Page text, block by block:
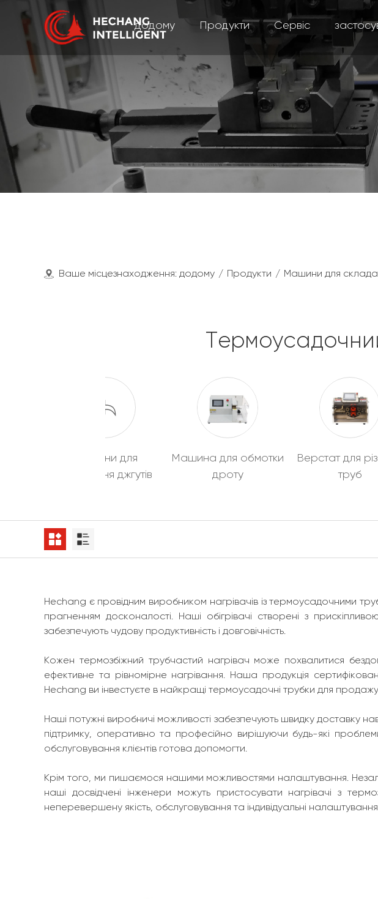
додому Продукти Сервіс
Ваше місцезнаходження: додому / Продукти / Машини для
Машини для
складання джгутів
Машина для обмотки
дроту
Верстат для
труб
Hechang є провідним виробником нагрівачів із термоусадочними
прагненням досконалості. Наші обігрівачі створені з
забезпечують чудову продуктивність і довговічність.
Кожен термозбіжний трубчастий нагрівач може похвалитися
ефективне та рівномірне нагрівання. Наша продукція
Hechang ви інвестуєте в найкращі термоусадочні трубки для
Наші потужні виробничі можливості забезпечують швидку доставку
підтримку, оперативно та професійно вирішуючи будь-які
обслуговування клієнтів готова допомогти.
Крім того, ми пишаємося нашими можливостями налаштування.
наші досвідчені інженери можуть пристосувати нагрівачі з
неперевершену якість, обслуговування та індивідуальні налаштування